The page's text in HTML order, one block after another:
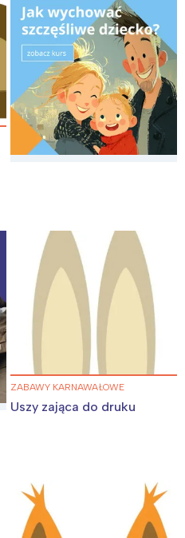
ZABAWY KARNAWAŁOWE
Uszy zająca do druku
Śląsk
Kraków
Południe
Północ
Wszystkie